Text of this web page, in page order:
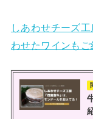
しあわせチーズ
わせたワインもご